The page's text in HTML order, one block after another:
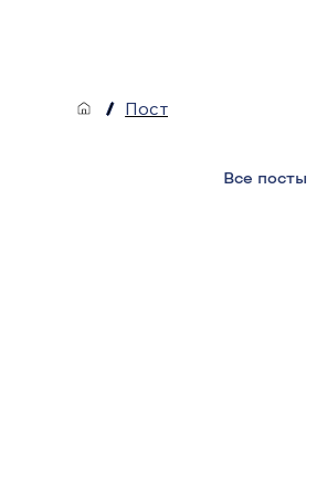
/ Пост
Все посты